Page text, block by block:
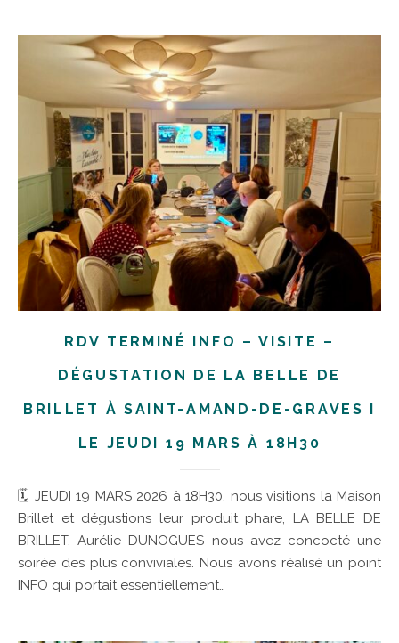
RDV TERMINÉ INFO – VISITE –
DÉGUSTATION DE LA BELLE DE
BRILLET À SAINT-AMAND-DE-GRAVES I
LE JEUDI 19 MARS À 18H30
🗓 JEUDI 19 MARS 2026 à 18H30, nous visitions la Maison
Brillet et dégustions leur produit phare, LA BELLE DE
BRILLET. Aurélie DUNOGUES nous avez concocté une
soirée des plus conviviales. Nous avons réalisé un point
INFO qui portait essentiellement…